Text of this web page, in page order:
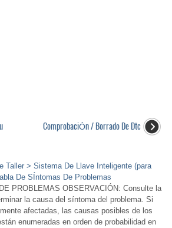
ComprobaciÓn / Borrado De Dtc
Taller > Sistema De Llave Inteligente (para
De SÍntomas De Problemas
PROBLEMAS OBSERVACIÓN: Consulte la
la causa del síntoma del problema. Si
afectadas, las causas posibles de los
enumeradas en orden de probabilidad en